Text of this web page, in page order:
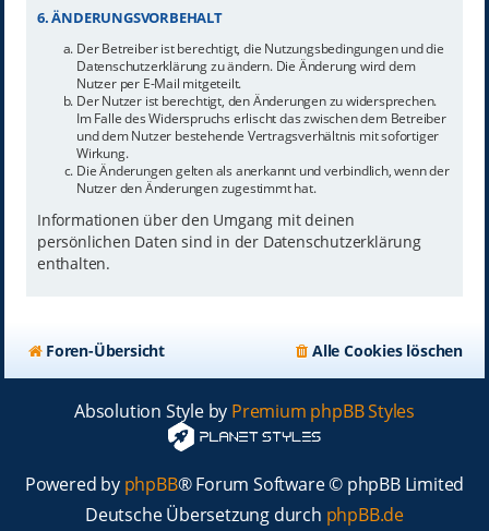
6. ÄNDERUNGSVORBEHALT
Der Betreiber ist berechtigt, die Nutzungsbedingungen und die
Datenschutzerklärung zu ändern. Die Änderung wird dem
Nutzer per E-Mail mitgeteilt.
Der Nutzer ist berechtigt, den Änderungen zu widersprechen.
Im Falle des Widerspruchs erlischt das zwischen dem Betreiber
und dem Nutzer bestehende Vertragsverhältnis mit sofortiger
Wirkung.
Die Änderungen gelten als anerkannt und verbindlich, wenn der
Nutzer den Änderungen zugestimmt hat.
Informationen über den Umgang mit deinen
persönlichen Daten sind in der Datenschutzerklärung
enthalten.
Foren-Übersicht Alle Cookies löschen
Absolution Style by Premium phpBB Styles
Powered by phpBB® Forum Software © phpBB Limited
Deutsche Übersetzung durch phpBB.de